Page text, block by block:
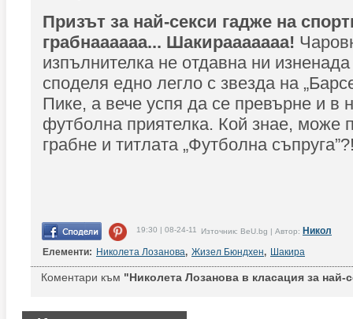
Призът за най-секси гадже на
грабнаааааа... Шакирааааааа!
изпълнителка не отдавна ни
споделя едно легло с звезда на
Пике, а вече успя да се превърне и в
футболна приятелка. Кой знае, може
грабне и титлата „Футболна
19:30 | 08-24-11 Източник: BeU.bg | Автор: Никол
Елементи: Николета Лозанова, Жизел Бюндхен, Шакира
Коментари към "Николета Лозанова в класация за най-